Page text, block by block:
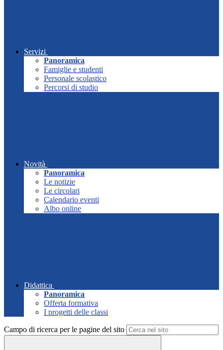
Servizi
Panoramica
Famiglie e studenti
Personale scolastico
Percorsi di studio
Novità
Panoramica
Le notizie
Le circolari
Calendario eventi
Albo online
Didattica
Panoramica
Offerta formativa
I progetti delle classi
Campo di ricerca per le pagine del sito